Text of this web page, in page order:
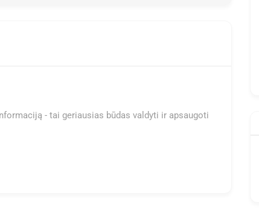
- tai geriausias būdas valdyti ir apsaugoti